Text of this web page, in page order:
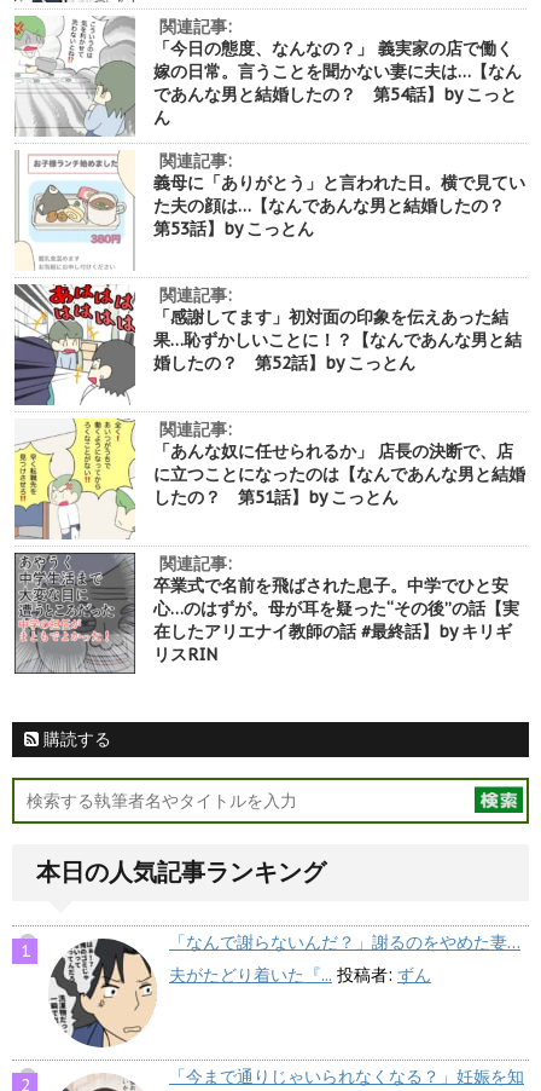
関連記事:
「今日の態度、なんなの？」 義実家の店で働く
嫁の日常。言うことを聞かない妻に夫は…【なん
であんな男と結婚したの？ 第54話】by こっと
ん
関連記事:
義母に「ありがとう」と言われた日。横で見てい
た夫の顔は…【なんであんな男と結婚したの？
第53話】by こっとん
関連記事:
「感謝してます」初対面の印象を伝えあった結
果…恥ずかしいことに！？【なんであんな男と結
婚したの？ 第52話】by こっとん
関連記事:
「あんな奴に任せられるか」 店長の決断で、店
に立つことになったのは【なんであんな男と結婚
したの？ 第51話】by こっとん
関連記事:
卒業式で名前を飛ばされた息子。中学でひと安
心…のはずが。母が耳を疑った“その後”の話【実
在したアリエナイ教師の話 #最終話】by キリギ
リスRIN
購読する
本日の人気記事ランキング
「なんで謝らないんだ？」謝るのをやめた妻…
夫がたどり着いた『... 投稿者: ずん
「今まで通りじゃいられなくなる？」妊娠を知